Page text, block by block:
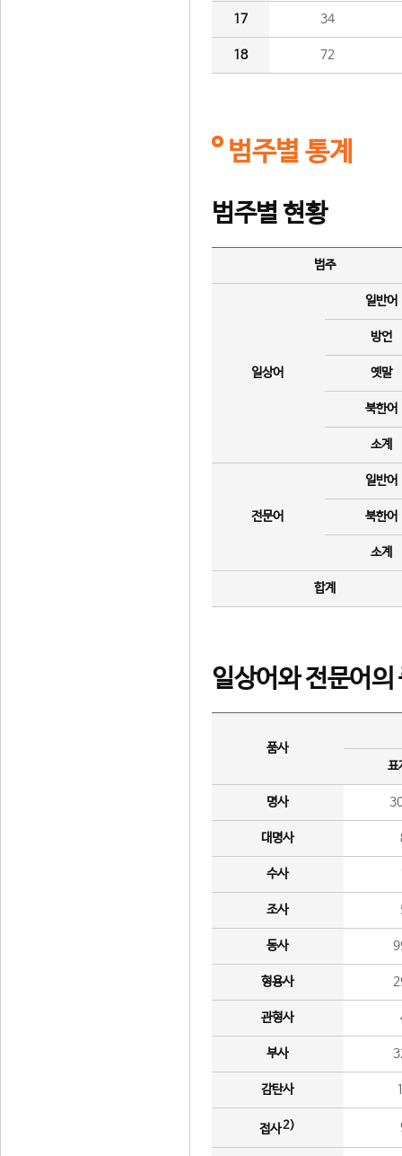
17 34
18 72
범주별 통계
범주별 현황
범주
일상어
일반어
방언
옛말
북한어
소계
전문어
일반어
북한어
소계
합계
일상어와 전문어의
품사
표
명사
대명사
수사
조사
동사
형용사
관형사
부사
감탄사
접사2)